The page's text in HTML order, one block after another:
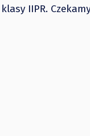
IIPR.